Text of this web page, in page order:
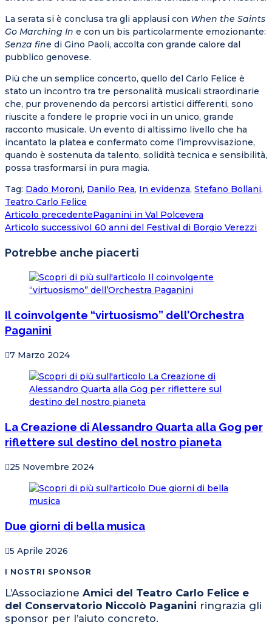
La serata si è conclusa tra gli applausi con When the Saints
Go Marching In e con un bis particolarmente emozionante:
Senza fine di Gino Paoli, accolta con grande calore dal
pubblico genovese.
Più che un semplice concerto, quello del Carlo Felice è
stato un incontro tra tre personalità musicali straordinarie
che, pur provenendo da percorsi artistici differenti, sono
riuscite a fondere le proprie voci in un unico, grande
racconto musicale. Un evento di altissimo livello che ha
incantato la platea e confermato come l’improvvisazione,
quando è sostenuta da talento, solidità tecnica e sensibilità,
possa trasformarsi in pura magia.
Tag: Dado Moroni, Danilo Rea, In evidenza, Stefano Bollani,
Teatro Carlo Felice
Leggi
altri
articoli
Articolo precedentePaganini in Val Polcevera
Articolo successivoI 60 anni del Festival di Borgio Verezzi
Potrebbe anche piacerti
Il coinvolgente “virtuosismo” dell’Orchestra
Paganini
7 Marzo 2024
La Creazione di Alessandro Quarta alla Gog per
riflettere sul destino del nostro pianeta
25 Novembre 2024
Due giorni di bella musica
5 Aprile 2026
I NOSTRI SPONSOR
L’Associazione Amici del Teatro Carlo Felice e
del Conservatorio Niccolò Paganini ringrazia gli
sponsor per l’aiuto concreto.